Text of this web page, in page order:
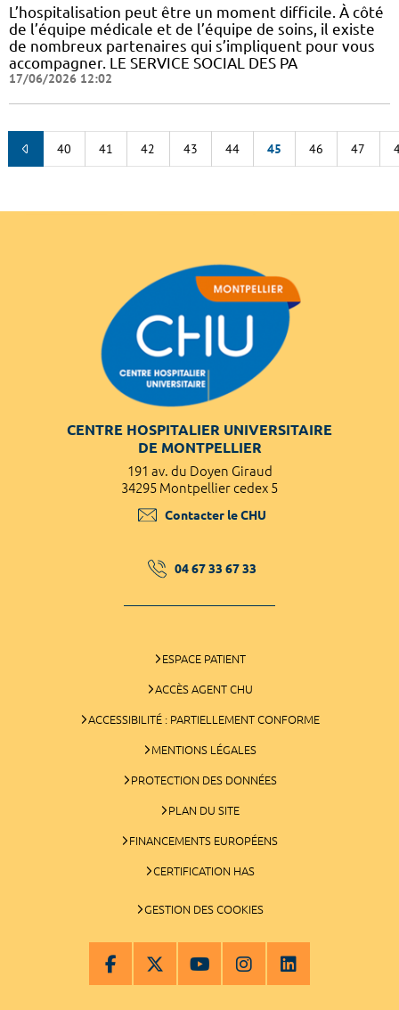
L’hospitalisation peut être un moment difficile. À côté
de l’équipe médicale et de l’équipe de soins, il existe
de nombreux partenaires qui s’impliquent pour vous
accompagner. LE SERVICE SOCIAL DES PA
17/06/2026 12:02
40 41 42 43 44 45 46 47
CENTRE HOSPITALIER UNIVERSITAIRE
DE MONTPELLIER
191 av. du Doyen Giraud
34295 Montpellier cedex 5
Contacter le CHU
04 67 33 67 33
ESPACE PATIENT
ACCÈS AGENT CHU
ACCESSIBILITÉ : PARTIELLEMENT CONFORME
MENTIONS LÉGALES
PROTECTION DES DONNÉES
PLAN DU SITE
FINANCEMENTS EUROPÉENS
CERTIFICATION HAS
GESTION DES COOKIES